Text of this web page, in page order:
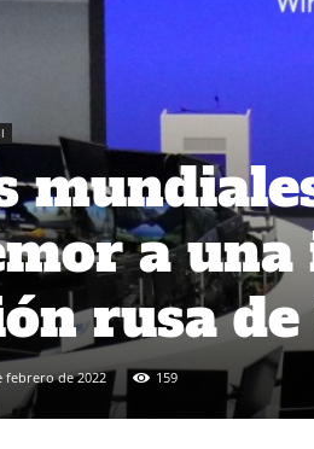
a
rusa
febrero de 2022 159